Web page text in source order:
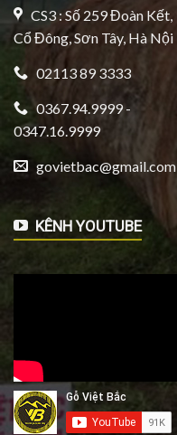
CS3 : Số 259 Đoàn Kết,
Cổ Đông, Sơn Tây, Hà Nội
02113 89 3333
0367.94.9999 -
0347.16.9999
govietbac@gmail.com
KÊNH YOUTUBE